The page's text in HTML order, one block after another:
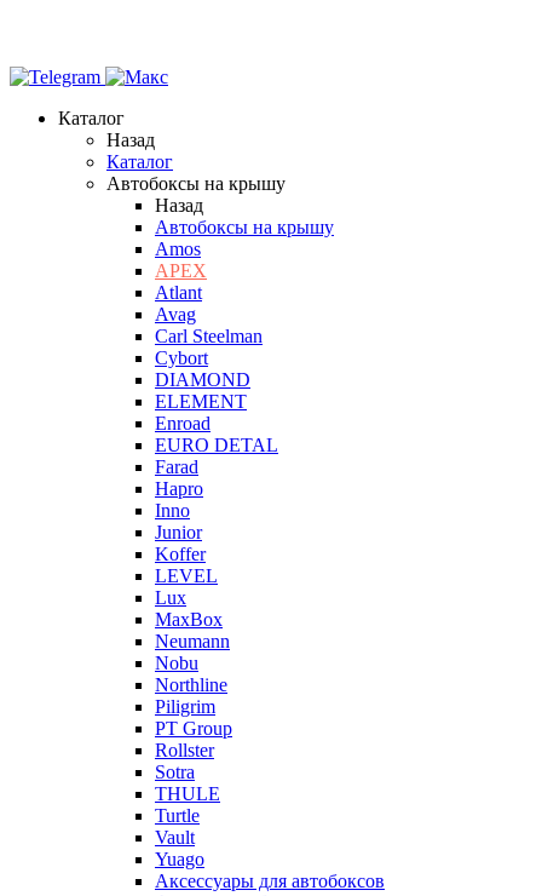
Каталог
Назад
Каталог
Автобоксы на крышу
Назад
Автобоксы на крышу
Amos
APEX
Atlant
Avag
Carl Steelman
Cybort
DIAMOND
ELEMENT
Enroad
EURO DETAL
Farad
Hapro
Inno
Junior
Koffer
LEVEL
Lux
MaxBox
Neumann
Nobu
Northline
Piligrim
PT Group
Rollster
Sotra
THULE
Turtle
Vault
Yuago
Аксессуары для автобоксов